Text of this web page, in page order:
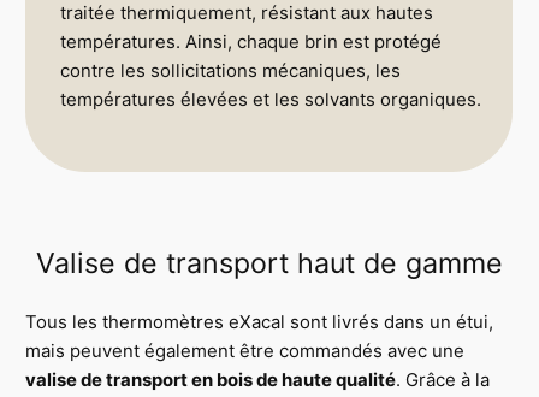
traitée thermiquement, résistant aux hautes
températures. Ainsi, chaque brin est protégé
contre les sollicitations mécaniques, les
températures élevées et les solvants organiques.
Valise de transport haut de gamme
Tous les thermomètres eXacal sont livrés dans un étui,
mais peuvent également être commandés avec une
valise de transport en bois de haute qualité. Grâce à la